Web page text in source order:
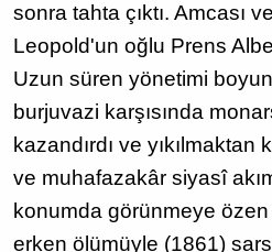
sonra tahta çıktı. Amcası
Leopold'un oğlu Prens
Uzun süren yönetimi
burjuvazi karşısında
kazandırdı ve
ve muhafazakâr siyasî
konumda görünmeye özen
erken ölümüyle (1861)